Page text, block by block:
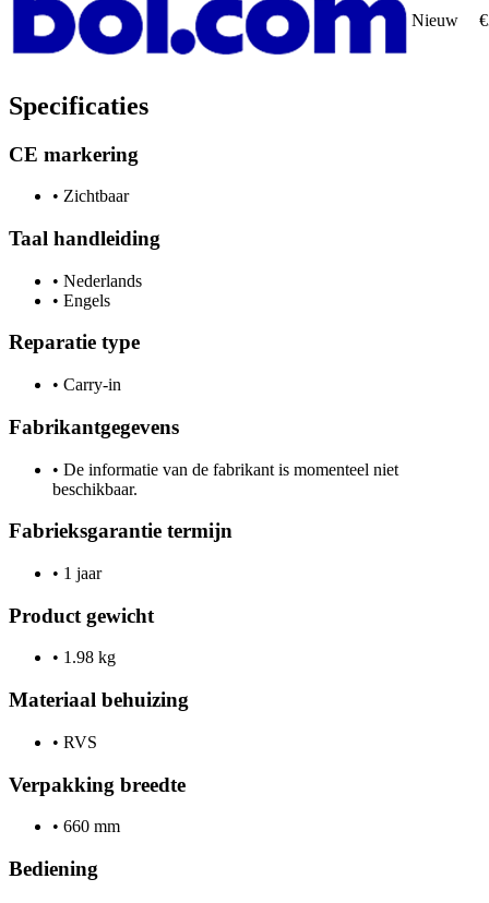
Nieuw
Specificaties
CE markering
• Zichtbaar
Taal handleiding
• Nederlands
• Engels
Reparatie type
• Carry-in
Fabrikantgegevens
• De informatie van de fabrikant is momenteel niet
beschikbaar.
Fabrieksgarantie termijn
• 1 jaar
Product gewicht
• 1.98 kg
Materiaal behuizing
• RVS
Verpakking breedte
• 660 mm
Bediening